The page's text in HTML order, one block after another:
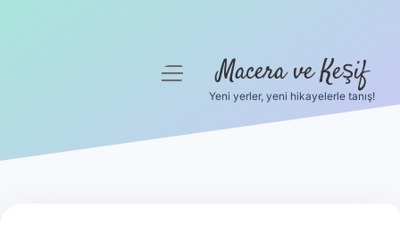
menüyüMacera ve Keşif
Yeni yerler, yeni hikayelerle tanış!